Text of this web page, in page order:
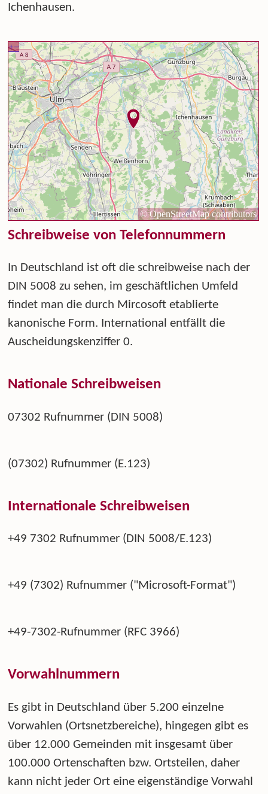
Ichenhausen.
Schreibweise von Telefonnummern
In Deutschland ist oft die schreibweise nach der
DIN 5008 zu sehen, im geschäftlichen Umfeld
findet man die durch Mircosoft etablierte
kanonische Form. International entfällt die
Auscheidungskenziffer 0.
Nationale Schreibweisen
07302 Rufnummer (DIN 5008)
(07302) Rufnummer (E.123)
Internationale Schreibweisen
+49 7302 Rufnummer (DIN 5008/E.123)
+49 (7302) Rufnummer ("Microsoft-Format")
+49-7302-Rufnummer (RFC 3966)
Vorwahlnummern
Es gibt in Deutschland über 5.200 einzelne
Vorwahlen (Ortsnetzbereiche), hingegen gibt es
über 12.000 Gemeinden mit insgesamt über
100.000 Ortenschaften bzw. Ortsteilen, daher
kann nicht jeder Ort eine eigenständige Vorwahl